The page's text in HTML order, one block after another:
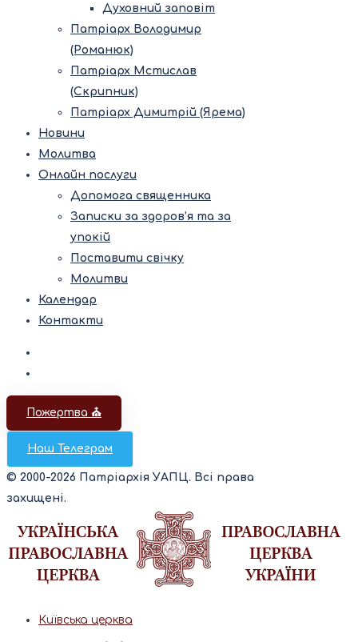
Духовний заповіт
Патріарх Володимир
(Романюк)
Патріарх Мстислав
(Скрипник)
Патріарх Димитрій (Ярема)
Новини
Молитва
Онлайн послуги
Допомога священника
Записки за здоров’я та за
упокій
Поставити свічку
Молитви
Календар
Контакти
Пожертва ⛪️
Наш Телеграм
© 2000-2026 Патріархія УАПЦ. Всі права
захищені.
Київська церква